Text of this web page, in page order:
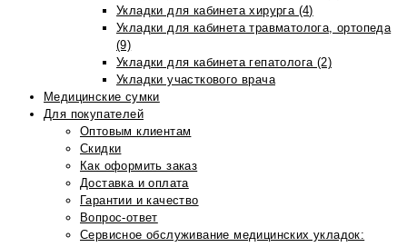
Укладки для кабинета хирурга (4)
Укладки для кабинета травматолога, ортопеда
(9)
Укладки для кабинета гепатолога (2)
Укладки участкового врача
Медицинские сумки
Для покупателей
Оптовым клиентам
Скидки
Как оформить заказ
Доставка и оплата
Гарантии и качество
Вопрос-ответ
Сервисное обслуживание медицинских укладок: